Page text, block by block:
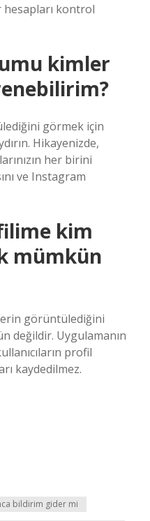
kontrol
kimler
görmek için
Hikayenizde,
her birini
ve Instagram
kim
mümkün
görüntülediğini
değildir. Uygulamanın
profil
kaydedilmez.
bildirim gider mi